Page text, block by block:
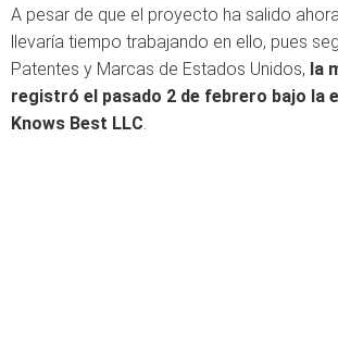
A pesar de que el proyecto ha salido
llevaría tiempo trabajando en ello, pues
Patentes y Marcas de Estados Unidos, la
registró el pasado 2 de febrero bajo la
Knows Best LLC.